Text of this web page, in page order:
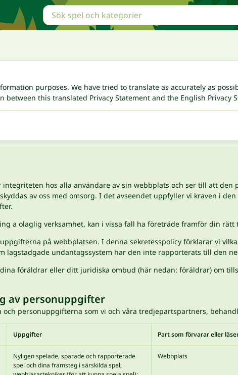
purposes. We have tried to translate as accurately as
this translated Privacy Statement and the English Privacy
integriteten hos alla användare av sin webbplats och ser till att
av oss med omsorg. I det avseendet uppfyller vi kraven i
a olaglig verksamhet, kan i vissa fall ha företräde framför din rätt
på webbplatsen. I denna sekretesspolicy förklarar vi
lagstadgade undantagssystem har den inte rapporterats till den
föräldrar eller ditt juridiska ombud (här nedan: föräldrar) om
av personuppgifter
personuppgifterna som vi och våra tredjepartspartners,
Uppgifter Part som förvarar eller
Nyligen spelade, sparade och rapporterade
spel och dina framsteg i särskilda spel;
Webbplats